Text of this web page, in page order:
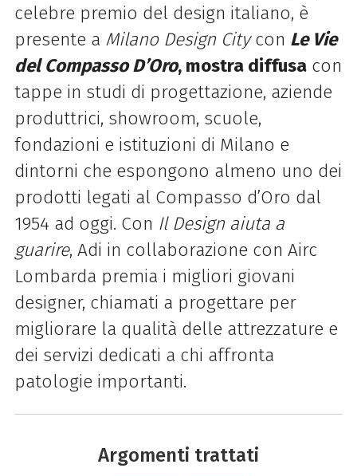
celebre premio del design italiano, è
presente a Milano Design Citycon Le Vie
del Compasso D’Oro, mostra diffusacon
tappe in studi di progettazione, aziende
produttrici, showroom, scuole,
fondazioni e istituzioni di Milano e
dintorni che espongono almeno uno dei
prodotti legati al Compasso d’Oro dal
1954 ad oggi. Con Il Design aiuta a
guarire, Adi in collaborazione con Airc
Lombarda premia i migliori giovani
designer, chiamati a progettare per
migliorare la qualità delle attrezzature e
dei servizi dedicati a chi affronta
patologie importanti.
Argomenti trattati